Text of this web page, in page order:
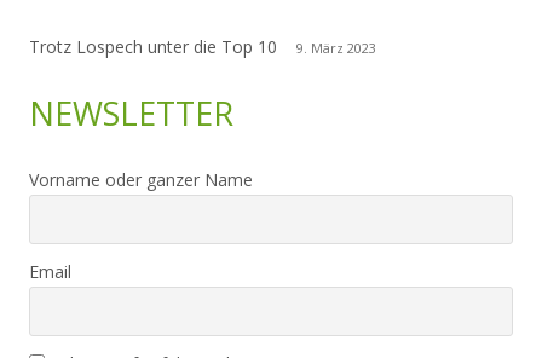
Trotz Lospech unter die Top 10 9. März 2023
NEWSLETTER
Vorname oder ganzer Name
Email